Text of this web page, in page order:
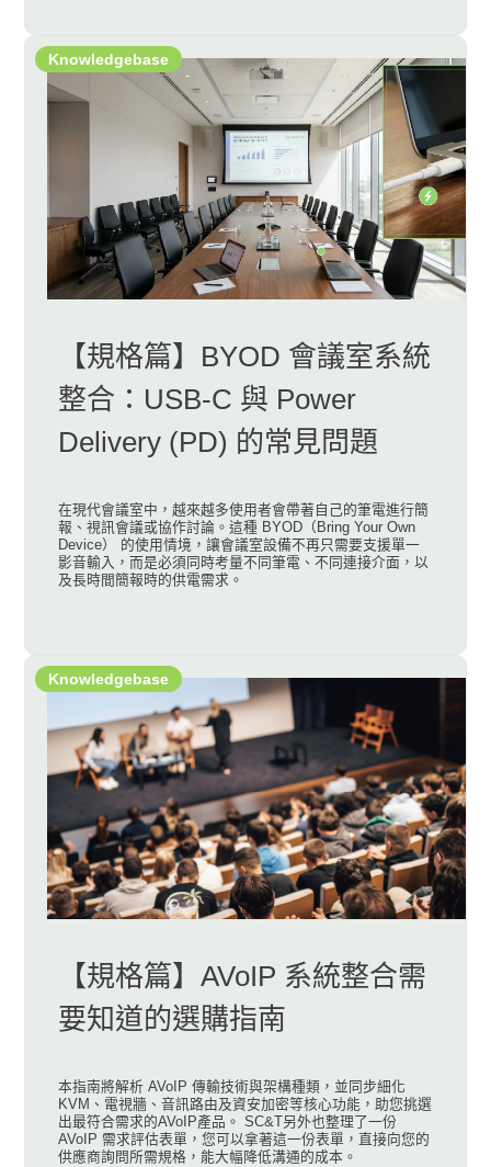
Knowledgebase
【規格篇】BYOD 會議室系統
整合：USB-C 與 Power
Delivery (PD) 的常見問題
在現代會議室中，越來越多使用者會帶著自己的筆電進行簡
報、視訊會議或協作討論。這種 BYOD（Bring Your Own
Device） 的使用情境，讓會議室設備不再只需要支援單一
影音輸入，而是必須同時考量不同筆電、不同連接介面，以
及長時間簡報時的供電需求。
Knowledgebase
【規格篇】AVoIP 系統整合需
要知道的選購指南
本指南將解析 AVoIP 傳輸技術與架構種類，並同步細化
KVM、電視牆、音訊路由及資安加密等核心功能，助您挑選
出最符合需求的AVoIP產品。 SC&T另外也整理了一份
AVoIP 需求評估表單，您可以拿著這一份表單，直接向您的
供應商詢問所需規格，能大幅降低溝通的成本。